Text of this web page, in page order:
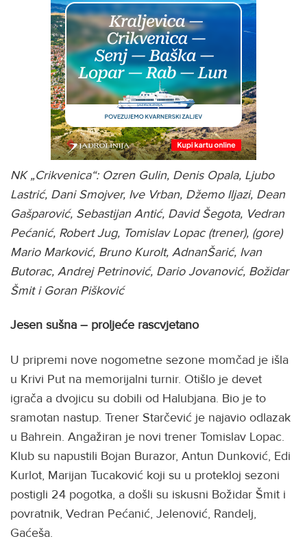
NK „Crikvenica“: Ozren Gulin, Denis Opala, Ljubo
Lastrić, Dani Smojver, Ive Vrban, Džemo Iljazi, Dean
Gašparović, Sebastijan Antić, David Šegota, Vedran
Pećanić, Robert Jug, Tomislav Lopac (trener), (gore)
Mario Marković, Bruno Kurolt, AdnanŠarić, Ivan
Butorac, Andrej Petrinović, Dario Jovanović, Božidar
Šmit i Goran Pišković
Jesen sušna – proljeće rascvjetano
U pripremi nove nogometne sezone momčad je išla
u Krivi Put na memorijalni turnir. Otišlo je devet
igrača a dvojicu su dobili od Halubjana. Bio je to
sramotan nastup. Trener Starčević je najavio odlazak
u Bahrein. Angažiran je novi trener Tomislav Lopac.
Klub su napustili Bojan Burazor, Antun Dunković, Edi
Kurlot, Marijan Tucaković koji su u protekloj sezoni
postigli 24 pogotka, a došli su iskusni Božidar Šmit i
povratnik, Vedran Pećanić, Jelenović, Randelj,
Gaćeša.